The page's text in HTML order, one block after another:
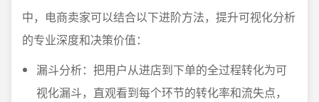
中，电商卖家可以结合以下进阶方法，提升可视化分析
的专业深度和决策价值：
漏斗分析：把用户从进店到下单的全过程转化为可
视化漏斗，直观看到每个环节的转化率和流失点，